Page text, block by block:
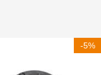
-5%